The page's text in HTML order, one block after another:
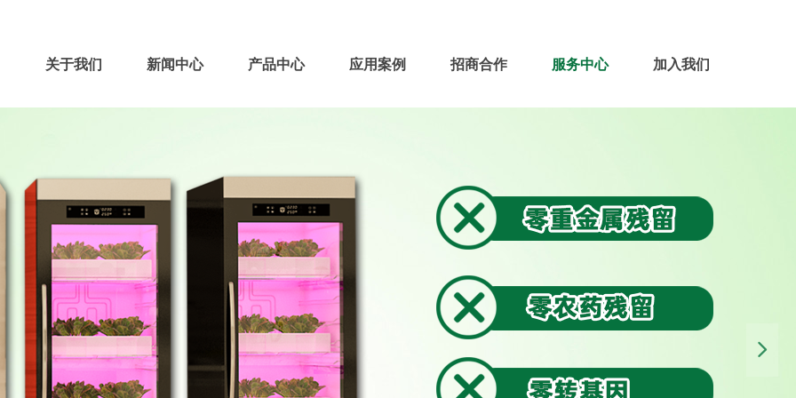
关于我们 新闻中心 产品中心 应用案例 招商合作 服务中心 加入我们
넲